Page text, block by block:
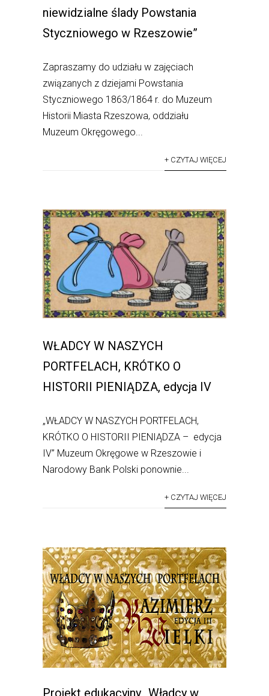
niewidzialne ślady Powstania
Styczniowego w Rzeszowie”
Zapraszamy do udziału w zajęciach
związanych z dziejami Powstania
Styczniowego 1863/1864 r. do Muzeum
Historii Miasta Rzeszowa, oddziału
Muzeum Okręgowego...
+ CZYTAJ WIĘCEJ
WŁADCY W NASZYCH
PORTFELACH, KRÓTKO O
HISTORII PIENIĄDZA, edycja IV
„WŁADCY W NASZYCH PORTFELACH,
KRÓTKO O HISTORII PIENIĄDZA – edycja
IV” Muzeum Okręgowe w Rzeszowie i
Narodowy Bank Polski ponownie...
+ CZYTAJ WIĘCEJ
Projekt edukacyjny „Władcy w